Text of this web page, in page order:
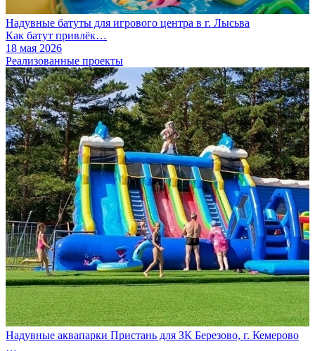
Надувные батуты для игрового центра в г. Лысьва
Как батут привлёк…
18 мая 2026
Реализованные проекты
Надувные аквапарки Пристань для ЗК Березово, г. Кемерово
…